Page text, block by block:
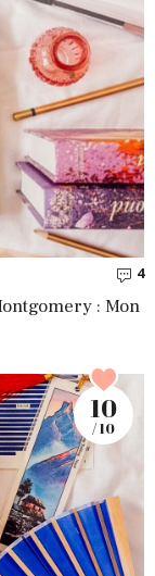
4
: Mon
10
/ 10